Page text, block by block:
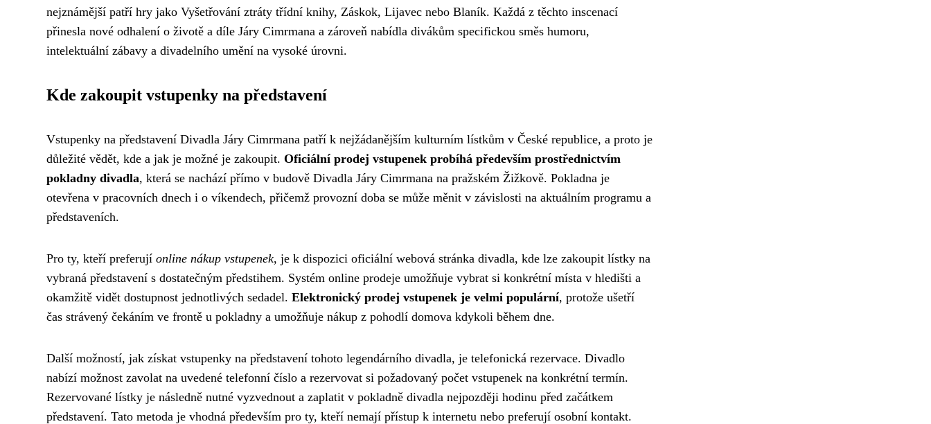
nejznámější patří hry jako Vyšetřování ztráty třídní knihy, Záskok, Lijavec nebo Blaník. Každá z těchto inscenací
přinesla nové odhalení o životě a díle Járy Cimrmana a zároveň nabídla divákům specifickou směs humoru,
intelektuální zábavy a divadelního umění na vysoké úrovni.
Kde zakoupit vstupenky na představení
Vstupenky na představení Divadla Járy Cimrmana patří k nejžádanějším kulturním lístkům v České republice, a proto je
důležité vědět, kde a jak je možné je zakoupit. Oficiální prodej vstupenek probíhá především prostřednictvím
pokladny divadla, která se nachází přímo v budově Divadla Járy Cimrmana na pražském Žižkově. Pokladna je
otevřena v pracovních dnech i o víkendech, přičemž provozní doba se může měnit v závislosti na aktuálním programu a
představeních.
Pro ty, kteří preferují online nákup vstupenek, je k dispozici oficiální webová stránka divadla, kde lze zakoupit lístky na
vybraná představení s dostatečným předstihem. Systém online prodeje umožňuje vybrat si konkrétní místa v hledišti a
okamžitě vidět dostupnost jednotlivých sedadel. Elektronický prodej vstupenek je velmi populární, protože ušetří
čas strávený čekáním ve frontě u pokladny a umožňuje nákup z pohodlí domova kdykoli během dne.
Další možností, jak získat vstupenky na představení tohoto legendárního divadla, je telefonická rezervace. Divadlo
nabízí možnost zavolat na uvedené telefonní číslo a rezervovat si požadovaný počet vstupenek na konkrétní termín.
Rezervované lístky je následně nutné vyzvednout a zaplatit v pokladně divadla nejpozději hodinu před začátkem
představení. Tato metoda je vhodná především pro ty, kteří nemají přístup k internetu nebo preferují osobní kontakt.